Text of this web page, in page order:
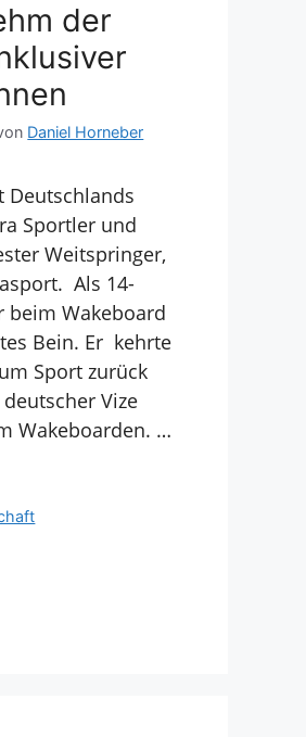
der
Daniel Horneber
Deutschlands
Sportler und
Weitspringer,
Als 14-
beim Wakeboard
Bein. Er kehrte
Sport zurück
Vize
Wakeboarden. …